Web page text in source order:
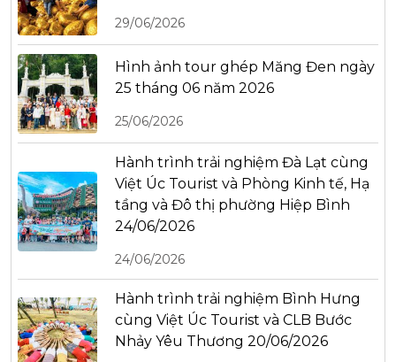
29/06/2026
Hình ảnh tour ghép Măng Đen ngày
25 tháng 06 năm 2026
25/06/2026
Hành trình trải nghiệm Đà Lạt cùng
Việt Úc Tourist và Phòng Kinh tế, Hạ
tầng và Đô thị phường Hiệp Bình
24/06/2026
24/06/2026
Hành trình trải nghiệm Bình Hưng
cùng Việt Úc Tourist và CLB Bước
Nhảy Yêu Thương 20/06/2026